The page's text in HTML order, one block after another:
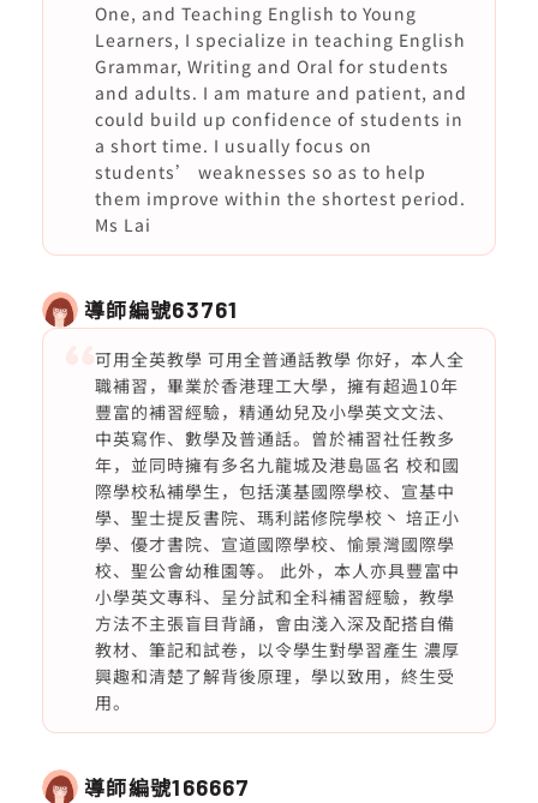
One, and Teaching English to Young
Learners, I specialize in teaching English
Grammar, Writing and Oral for students
and adults. I am mature and patient, and
could build up confidence of students in
a short time. I usually focus on
students’ weaknesses so as to help
them improve within the shortest period.
Ms Lai
導師編號63761
可用全英教學 可用全普通話教學 你好，本人全
職補習，畢業於香港理工大學，擁有超過10年
豐富的補習經驗，精通幼兒及小學英文文法、
中英寫作、數學及普通話。曾於補習社任教多
年，並同時擁有多名九龍城及港島區名 校和國
際學校私補學生，包括漢基國際學校、宣基中
學、聖士提反書院、瑪利諾修院學校丶 培正小
學、優才書院、宣道國際學校、愉景灣國際學
校、聖公會幼稚園等。 此外，本人亦具豐富中
小學英文專科、呈分試和全科補習經驗，教學
方法不主張盲目背誦，會由淺入深及配搭自備
教材、筆記和試卷，以令學生對學習產生 濃厚
興趣和清楚了解背後原理，學以致用，終生受
用。
導師編號166667